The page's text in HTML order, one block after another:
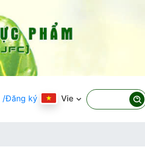
/Đăng ký Vie